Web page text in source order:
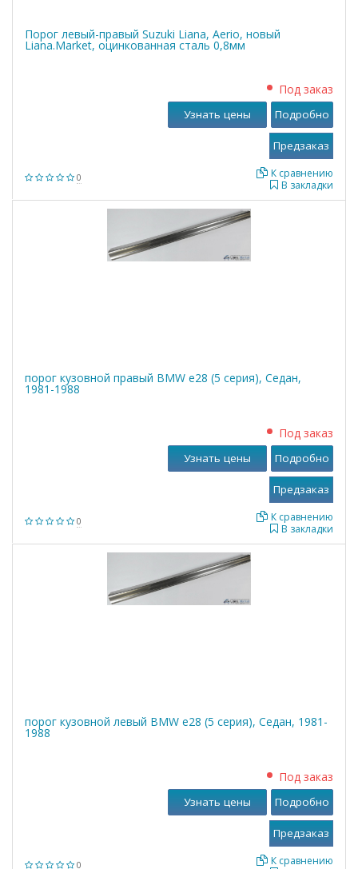
Порог левый-правый Suzuki Liana, Aerio, новый
Liana.Market, оцинкованная сталь 0,8мм
0
Под заказ
В закладки
К сравнению
Узнать цены Подробно
порог кузовной правый BMW е28 (5 серия), Седан,
1981-1988
0
Под заказ
В закладки
К сравнению
Узнать цены Подробно
порог кузовной левый BMW е28 (5 серия), Седан, 1981-
1988
0
Под заказ
К сравнению
Узнать цены Подробно